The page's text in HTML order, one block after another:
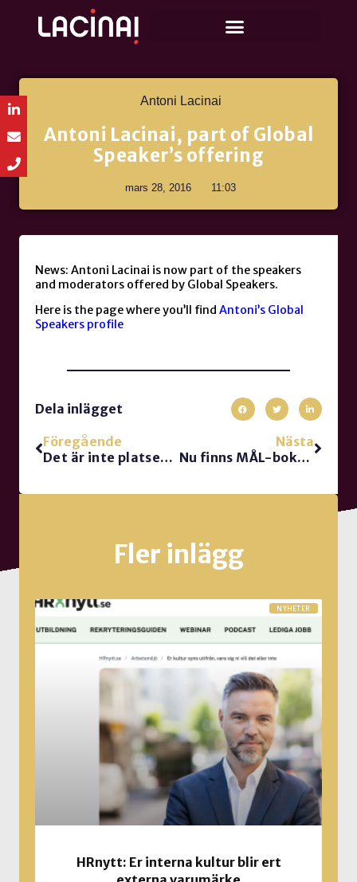
Antoni Lacinai
Antoni Lacinai, part of Global
Speaker’s offering
mars 28, 2016 11:03
News: Antoni Lacinai is now part of the speakers
and moderators offered by Global Speakers.
Here is the page where you’ll find Antoni’s Global
Speakers profile
Dela inlägget
Föregående
Det är inte platsen. Det är människorna!
Nästa
Nu finns MÅL-boken på Mofibo
Fler inlägg
NYHETER
HRnytt: Er interna kultur blir ert